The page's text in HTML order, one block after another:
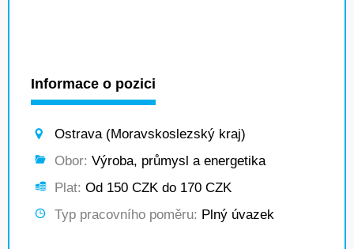
Informace o pozici
Ostrava (Moravskoslezský kraj)
Obor: Výroba, průmysl a energetika
Plat: Od 150 CZK do 170 CZK
Typ pracovního poměru: Plný úvazek